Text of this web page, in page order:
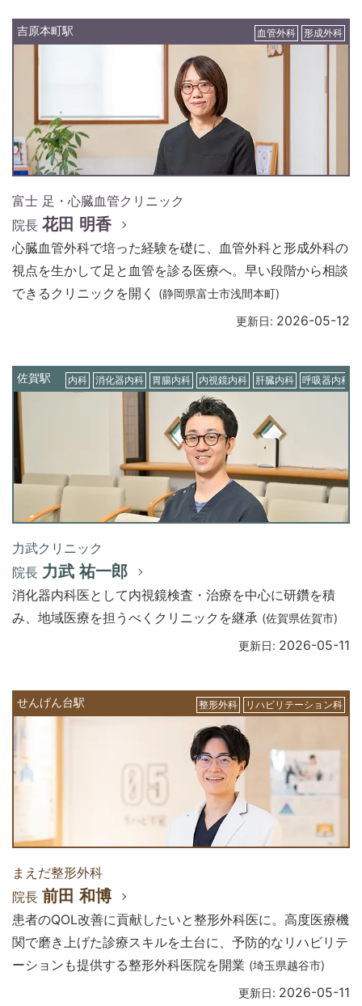
富士 足・心臓血管クリニック
院長 花田 明香
心臓血管外科で培った経験を礎に、血管外科と形成外科の
視点を生かして足と血管を診る医療へ。早い段階から相談
できるクリニックを開く
(静岡県富士市浅間本町)
吉原本町駅 血管外科 形成外科
更新日: 2026-05-12
力武クリニック
院長 力武 祐一郎
消化器内科医として内視鏡検査・治療を中心に研鑽を積
み、地域医療を担うべくクリニックを継承 (佐賀県佐賀市)
佐賀駅 内科 消化器内科 胃腸内科 内視鏡内科 肝臓内科 呼吸器内科
更新日: 2026-05-11
まえだ整形外科
院長 前田 和博
患者のQOL改善に貢献したいと整形外科医に。高度医療機
関で磨き上げた診療スキルを土台に、予防的なリハビリテ
ーションも提供する整形外科医院を開業 (埼玉県越谷市)
せんげん台駅 整形外科 リハビリテーション科
更新日: 2026-05-11